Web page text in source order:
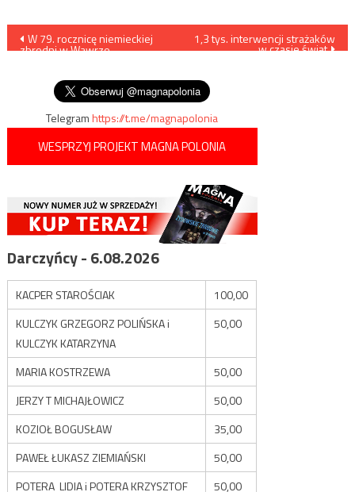
Nawigacja
W 79. rocznicę niemieckiej
zbrodni w Wawrze
1,3 tys. interwencji strażaków
w czasie świąt
Telegramhttps://t.me/magnapolonia
WESPRZYJ PROJEKT MAGNA POLONIA
Darczyńcy - 6.08.2026
KACPER STAROŚCIAK
100,00
KULCZYK GRZEGORZ POLIŃSKA i
KULCZYK KATARZYNA
50,00
MARIA KOSTRZEWA
50,00
JERZY T MICHAJŁOWICZ
50,00
KOZIOŁ BOGUSŁAW
35,00
PAWEŁ ŁUKASZ ZIEMIAŃSKI
50,00
POTERA LIDIA i POTERA KRZYSZTOF
50,00